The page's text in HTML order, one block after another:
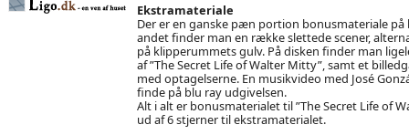
Ekstramateriale
Der er en ganske pæn portion bonusmateriale på
andet finder man en række slettede scener,
på klipperummets gulv. På disken finder man
af ”The Secret Life of Walter Mitty”, samt et
med optagelserne. En musikvideo med José
finde på blu ray udgivelsen.
Alt i alt er bonusmaterialet til ”The Secret Life of
ud af 6 stjerner til ekstramaterialet.